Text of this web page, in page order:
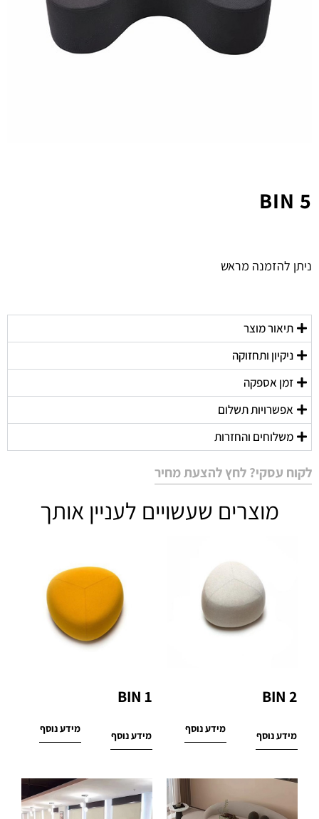
BIN 5
ניתן להזמנה מראש
תיאור מוצר
ניקיון ותחזוקה
זמן אספקה
אפשרויות תשלום
משלוחים והחזרות
לקוח עסקי? לחץ להצעת מחיר
מוצרים שעשויים לעניין אותך
BIN 2
מידע נוסף
מידע נוסף
BIN 1
מידע נוסף
מידע נוסף